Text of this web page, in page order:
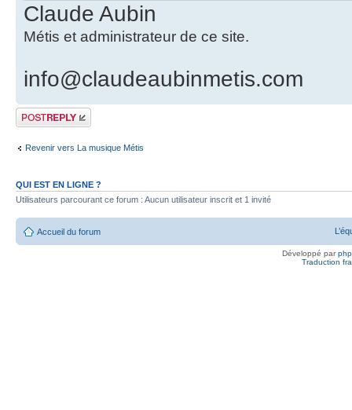
Claude Aubin
Métis et administrateur de ce site.
info@claudeaubinmetis.com
Publier une
réponse
Revenir vers La musique Métis
QUI EST EN LIGNE ?
Utilisateurs parcourant ce forum : Aucun utilisateur inscrit et 1 invité
Accueil du forum
Développé par
Traduction